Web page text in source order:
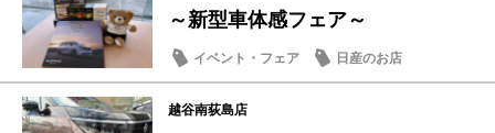
～新型車体感フェア～
イベント・フェア 日産のお店
越谷南荻島店